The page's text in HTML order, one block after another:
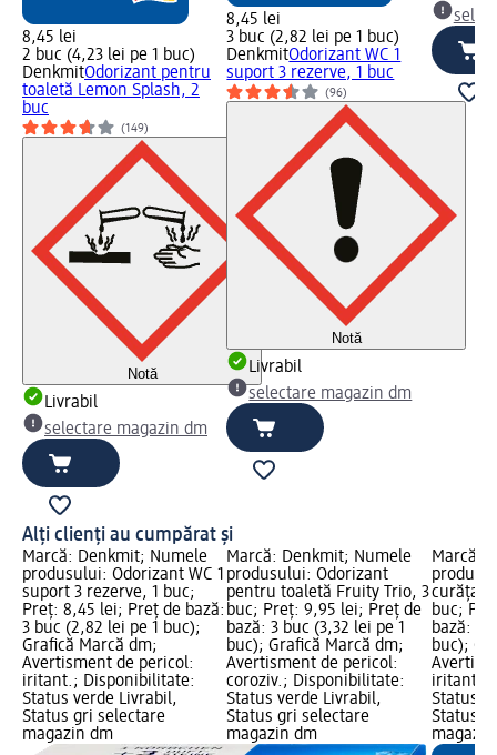
8,45 lei
2 buc (4,23 lei pe 1 buc)
DenkmitOdorizant pentru
toaletă Lemon Splash, 2
buc
(149)
Notă
Livrabil
selectare magazin dm
8,45 lei
3 buc (2,82 lei pe 1 buc)
DenkmitOdorizant WC 1
suport 3 rezerve, 1 buc
(96)
Notă
Livrabil
selectare magazin dm
Alți clienți au cumpărat și
Marcă: Denkmit; Numele
produsului: Odorizant WC 1
suport 3 rezerve, 1 buc;
Preț: 8,45 lei; Preț de bază:
3 buc (2,82 lei pe 1 buc);
Grafică Marcă dm;
Avertisment de pericol:
iritant.; Disponibilitate:
Status verde Livrabil,
Status gri selectare
magazin dm
Marcă: Denkmit; Numele
produsului: Odorizant
pentru toaletă Fruity Trio, 3
buc; Preț: 9,95 lei; Preț de
bază: 3 buc (3,32 lei pe 1
buc); Grafică Marcă dm;
Avertisment de pericol:
coroziv.; Disponibilitate:
Status verde Livrabil,
Status gri selectare
magazin dm
Marcă:
curățare
buc;
bază:
buc);
iritant.;
Status
Status